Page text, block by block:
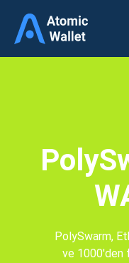
PolySwarm,
ve 1000'den